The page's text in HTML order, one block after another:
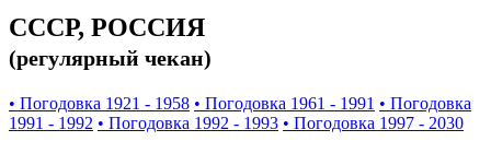
СССР, РОССИЯ
(регулярный чекан)
• Погодовка 1921 - 1958 • Погодовка 1961 - 1991 • Погодовка
1991 - 1992 • Погодовка 1992 - 1993 • Погодовка 1997 - 2030